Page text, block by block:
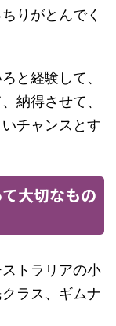
りがとんでく
と経験して、
納得させて、
チャンスとす
大切なもの
トラリアの小
ラス、ギムナ